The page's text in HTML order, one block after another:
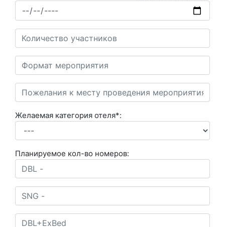
Желаемая категория отеля*:
Планируемое кол-во номеров: